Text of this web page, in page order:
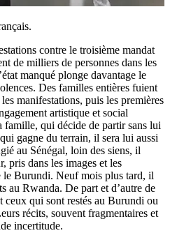
contre le troisième mandat
de milliers de personnes dans les
manqué plonge davantage le
Des familles entières fuient
manifestations, puis les premières
artistique et social
famille, qui décide de partir sans lui
gagne du terrain, il sera lui aussi
au Sénégal, loin des siens, il
pris dans les images et les
le Burundi. Neuf mois plus tard, il
au Rwanda. De part et d’autre de
ceux qui sont restés au Burundi ou
récits, souvent fragmentaires et
incertitude.